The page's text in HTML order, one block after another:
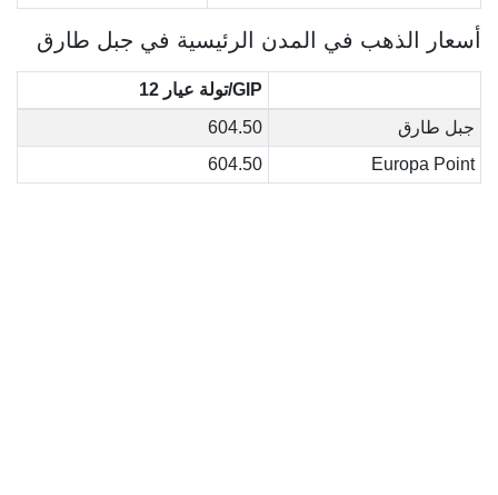
أسعار الذهب في المدن الرئيسية في جبل طارق
GIP/تولة عيار 12
جبل طارق
604.50
Europa Point
604.50